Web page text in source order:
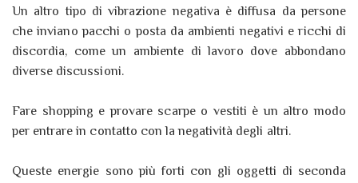
Un altro tipo di vibrazione negativa è diffusa da persone
che inviano pacchi o posta da ambienti negativi e ricchi di
discordia, come un ambiente di lavoro dove abbondano
diverse discussioni.
Fare shopping e provare scarpe o vestiti è un altro modo
per entrare in contatto con la negatività degli altri.
Queste energie sono più forti con gli oggetti di seconda